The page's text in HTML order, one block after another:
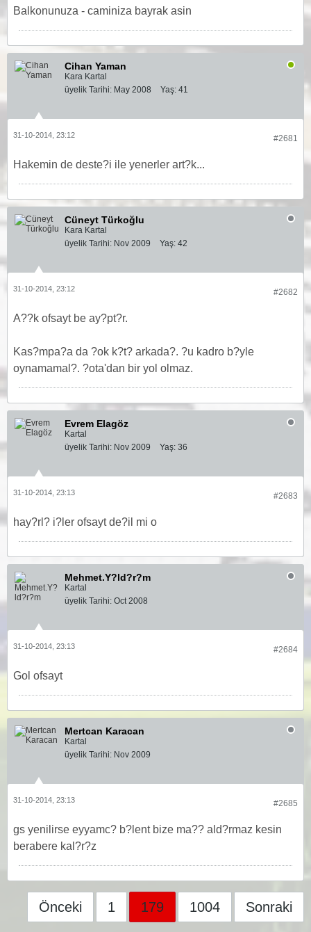
Balkonunuza - caminiza bayrak asin
Cihan Yaman
Kara Kartal
üyelik Tarihi: May 2008 Yaş: 41
#2681
31-10-2014, 23:12
Hakemin de deste?i ile yenerler art?k...
Cüneyt Türkoğlu
Kara Kartal
üyelik Tarihi: Nov 2009 Yaş: 42
#2682
31-10-2014, 23:12
A??k ofsayt be ay?pt?r.
Kas?mpa?a da ?ok k?t? arkada?. ?u kadro b?yle
oynamamal?. ?ota'dan bir yol olmaz.
Evrem Elagöz
Kartal
üyelik Tarihi: Nov 2009 Yaş: 36
#2683
31-10-2014, 23:13
hay?rl? i?ler ofsayt de?il mi o
Mehmet.Y?ld?r?m
Kartal
üyelik Tarihi: Oct 2008
#2684
31-10-2014, 23:13
Gol ofsayt
Mertcan Karacan
Kartal
üyelik Tarihi: Nov 2009
#2685
31-10-2014, 23:13
gs yenilirse eyyamc? b?lent bize ma?? ald?rmaz kesin
berabere kal?r?z
Önceki 1 179 1004 Sonraki